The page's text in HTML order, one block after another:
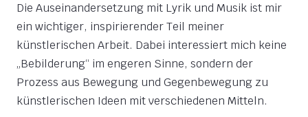
Die Auseinandersetzung mit Lyrik und Musik ist mir
ein wichtiger, inspirierender Teil meiner
künstlerischen Arbeit. Dabei interessiert mich keine
„Bebilderung“ im engeren Sinne, sondern der
Prozess aus Bewegung und Gegenbewegung zu
künstlerischen Ideen mit verschiedenen Mitteln.